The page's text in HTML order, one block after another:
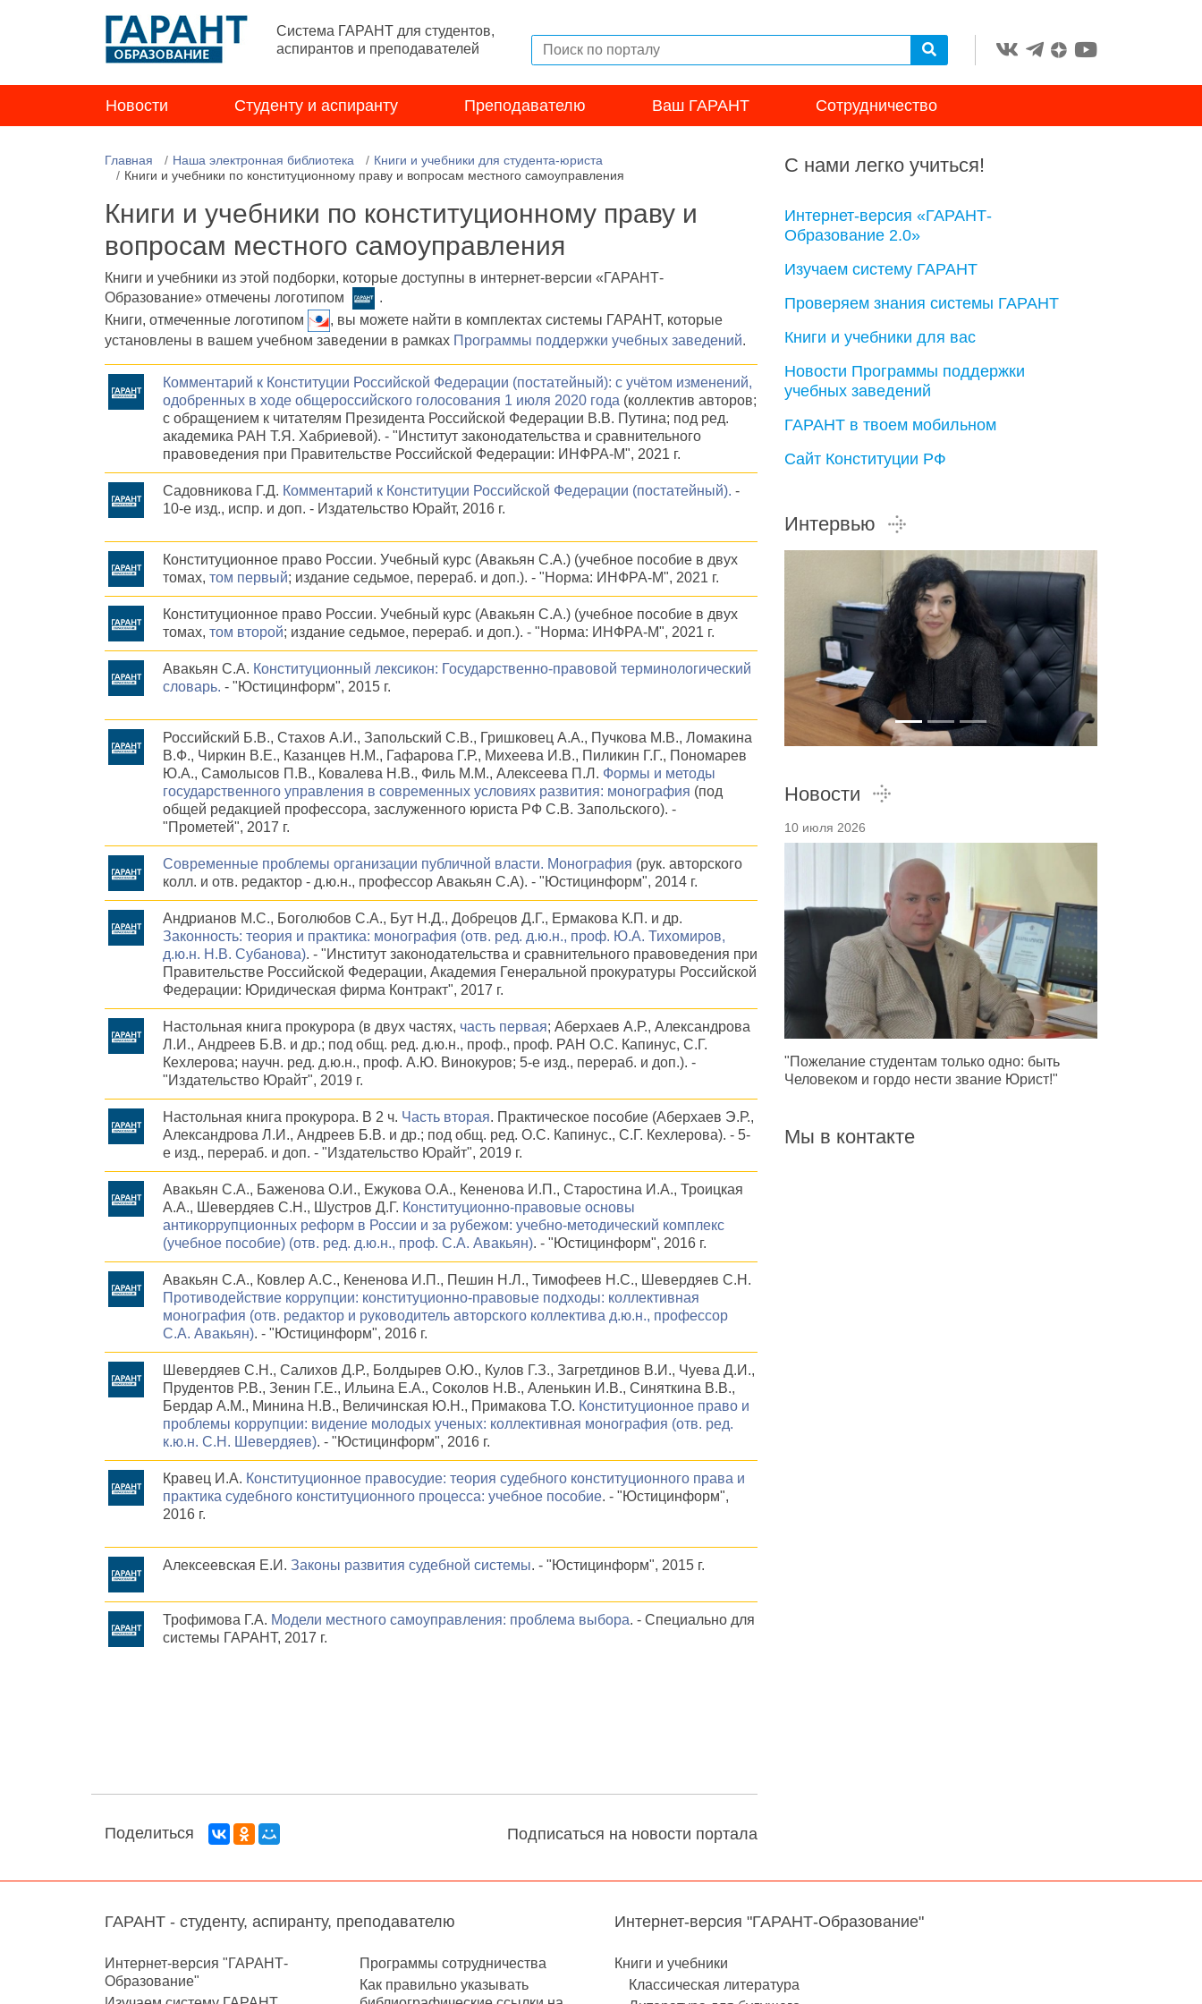
Система ГАРАНТ для студентов,
аспирантов и преподавателей
Новости Студенту и аспиранту Преподавателю Ваш ГАРАНТ Сотрудничество
Главная Наша электронная библиотека
Книги и учебники для студента-юриста
Книги и учебники по конституционному праву и вопросам местного самоуправления
Книги и учебники по конституционному праву и
вопросам местного самоуправления
Книги и учебники из этой подборки, которые доступны в интернет-версии «ГАРАНТ-
Образование» отмечены логотипом
.
Книги, отмеченные логотипом
, вы можете найти в комплектах системы ГАРАНТ, которые
установлены в вашем учебном заведении в рамках Программы поддержки учебных заведений.
Комментарий к Конституции Российской Федерации (постатейный): с учётом изменений,
одобренных в ходе общероссийского голосования 1 июля 2020 года (коллектив авторов;
с обращением к читателям Президента Российской Федерации В.В. Путина; под ред.
академика РАН Т.Я. Хабриевой). - "Институт законодательства и сравнительного
правоведения при Правительстве Российской Федерации: ИНФРА-М", 2021 г.
Садовникова Г.Д. Комментарий к Конституции Российской Федерации (постатейный). -
10-е изд., испр. и доп. - Издательство Юрайт, 2016 г.
Конституционное право России. Учебный курс (Авакьян С.А.) (учебное пособие в двух
томах, том первый; издание седьмое, перераб. и доп.). - "Норма: ИНФРА-М", 2021 г.
Конституционное право России. Учебный курс (Авакьян С.А.) (учебное пособие в двух
томах, том второй; издание седьмое, перераб. и доп.). - "Норма: ИНФРА-М", 2021 г.
Авакьян С.А. Конституционный лексикон: Государственно-правовой терминологический
словарь. - "Юстицинформ", 2015 г.
Российский Б.В., Стахов А.И., Запольский С.В., Гришковец А.А., Пучкова М.В., Ломакина
В.Ф., Чиркин В.Е., Казанцев Н.М., Гафарова Г.Р., Михеева И.В., Пиликин Г.Г., Пономарев
Ю.А., Самолысов П.В., Ковалева Н.В., Филь М.М., Алексеева П.Л. Формы и методы
государственного управления в современных условиях развития: монография (под
общей редакцией профессора, заслуженного юриста РФ С.В. Запольского). -
"Прометей", 2017 г.
Современные проблемы организации публичной власти. Монография (рук. авторского
колл. и отв. редактор - д.ю.н., профессор Авакьян С.А). - "Юстицинформ", 2014 г.
Андрианов М.С., Боголюбов С.А., Бут Н.Д., Добрецов Д.Г., Ермакова К.П. и др.
Законность: теория и практика: монография (отв. ред. д.ю.н., проф. Ю.А. Тихомиров,
д.ю.н. Н.В. Субанова). - "Институт законодательства и сравнительного правоведения при
Правительстве Российской Федерации, Академия Генеральной прокуратуры Российской
Федерации: Юридическая фирма Контракт", 2017 г.
Настольная книга прокурора (в двух частях, часть первая; Аберхаев А.Р., Александрова
Л.И., Андреев Б.В. и др.; под общ. ред. д.ю.н., проф., проф. РАН О.С. Капинус, С.Г.
Кехлерова; научн. ред. д.ю.н., проф. А.Ю. Винокуров; 5-е изд., перераб. и доп.). -
"Издательство Юрайт", 2019 г.
Настольная книга прокурора. В 2 ч. Часть вторая. Практическое пособие (Аберхаев Э.Р.,
Александрова Л.И., Андреев Б.В. и др.; под общ. ред. О.С. Капинус., С.Г. Кехлерова). - 5-
е изд., перераб. и доп. - "Издательство Юрайт", 2019 г.
Авакьян С.А., Баженова О.И., Ежукова О.А., Кененова И.П., Старостина И.А., Троицкая
А.А., Шевердяев С.Н., Шустров Д.Г. Конституционно-правовые основы
антикоррупционных реформ в России и за рубежом: учебно-методический комплекс
(учебное пособие) (отв. ред. д.ю.н., проф. С.А. Авакьян). - "Юстицинформ", 2016 г.
Авакьян С.А., Ковлер А.С., Кененова И.П., Пешин Н.Л., Тимофеев Н.С., Шевердяев С.Н.
Противодействие коррупции: конституционно-правовые подходы: коллективная
монография (отв. редактор и руководитель авторского коллектива д.ю.н., профессор
С.А. Авакьян). - "Юстицинформ", 2016 г.
Шевердяев С.Н., Салихов Д.Р., Болдырев О.Ю., Кулов Г.З., Загретдинов В.И., Чуева Д.И.,
Прудентов Р.В., Зенин Г.Е., Ильина Е.А., Соколов Н.В., Аленькин И.В., Синяткина В.В.,
Бердар А.М., Минина Н.В., Величинская Ю.Н., Примакова Т.О. Конституционное право и
проблемы коррупции: видение молодых ученых: коллективная монография (отв. ред.
к.ю.н. С.Н. Шевердяев). - "Юстицинформ", 2016 г.
Кравец И.А. Конституционное правосудие: теория судебного конституционного права и
практика судебного конституционного процесса: учебное пособие. - "Юстицинформ",
2016 г.
Алексеевская Е.И. Законы развития судебной системы. - "Юстицинформ", 2015 г.
Трофимова Г.А. Модели местного самоуправления: проблема выбора. - Специально для
системы ГАРАНТ, 2017 г.
Поделиться Подписаться на новости портала
С нами легко учиться!
Интернет-версия «ГАРАНТ-
Образование 2.0»
Изучаем систему ГАРАНТ
Проверяем знания системы ГАРАНТ
Книги и учебники для вас
Новости Программы поддержки
учебных заведений
ГАРАНТ в твоем мобильном
Сайт Конституции РФ
Интервью
Новости
10 июля 2026
"Пожелание студентам только одно: быть
Человеком и гордо нести звание Юрист!"
Мы в контакте
ГАРАНТ - студенту, аспиранту, преподавателю
Интернет-версия "ГАРАНТ-
Образование"
Программы сотрудничества
Как правильно указывать
Интернет-версия "ГАРАНТ-Образование"
Книги и учебники
Классическая литература